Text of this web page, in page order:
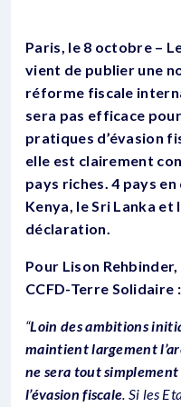
Paris, le 8 octobre –
vient de publier une
réforme fiscale
sera pas efficace
pratiques d’évasion
elle est clairement
pays riches. 4 pays
Kenya, le Sri Lanka et
déclaration.
Pour Lison
CCFD-Terre Solidaire :
“Loin des ambitions
maintient largement
ne sera tout
l’évasion fiscale. Si les